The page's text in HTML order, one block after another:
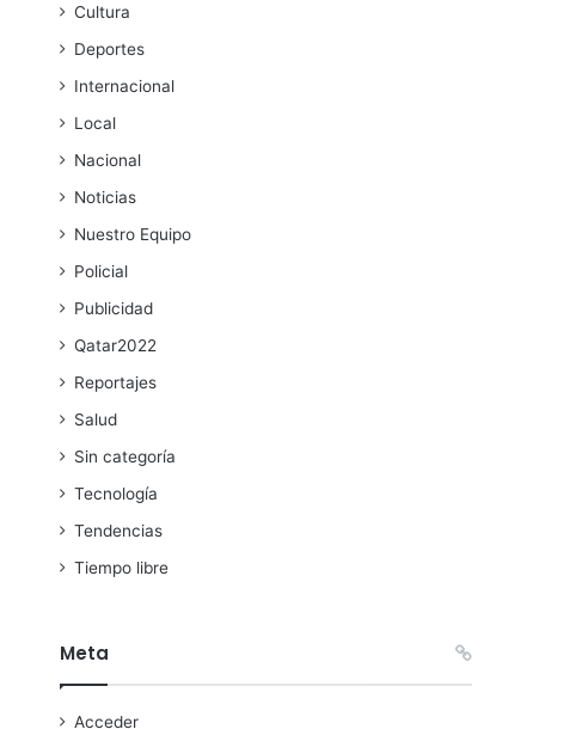
Cultura
Deportes
Internacional
Local
Nacional
Noticias
Nuestro Equipo
Policial
Publicidad
Qatar2022
Reportajes
Salud
Sin categoría
Tecnología
Tendencias
Tiempo libre
Meta
Acceder